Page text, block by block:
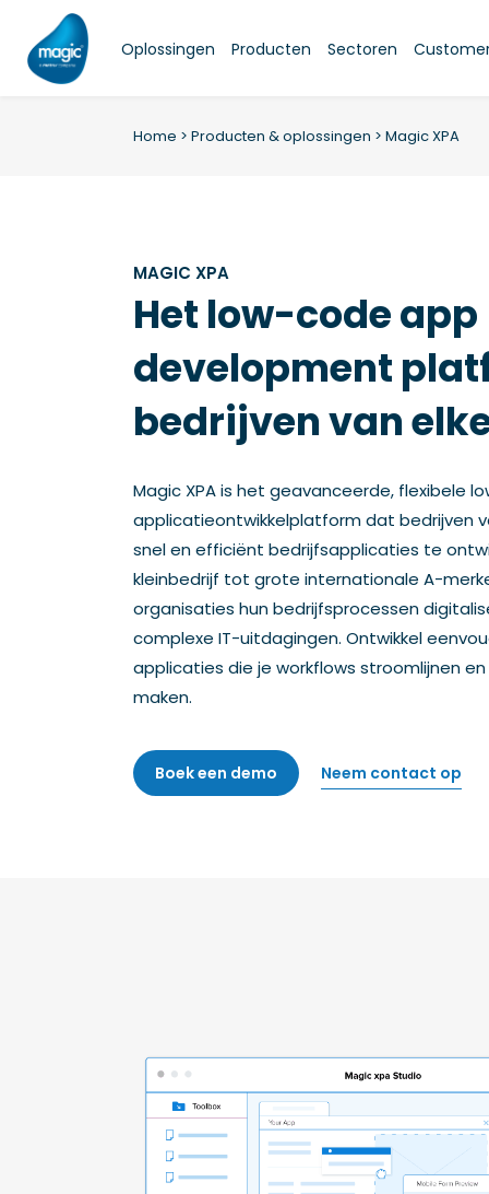
content
Oplossingen Producten Sectoren
Home > Producten & oplossingen > Magic XPA
MAGIC XPA
Het low-code app
development
bedrijven van
Magic XPA is het geavanceerde, flexibele
applicatieontwikkelplatform dat bedrijven
snel en efficiënt bedrijfsapplicaties te
kleinbedrijf tot grote internationale A-
organisaties hun bedrijfsprocessen
complexe IT-uitdagingen. Ontwikkel
applicaties die je workflows stroomlijnen
maken.
Boek een demo Neem contact op